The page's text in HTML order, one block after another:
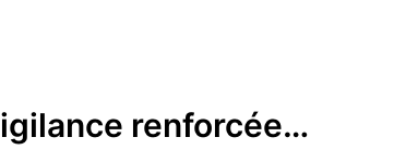
renforcée…